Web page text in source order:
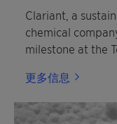
Clariant, a
chemical
milestone at the
Catalysis
Wamsler
The ceremony
更多信息